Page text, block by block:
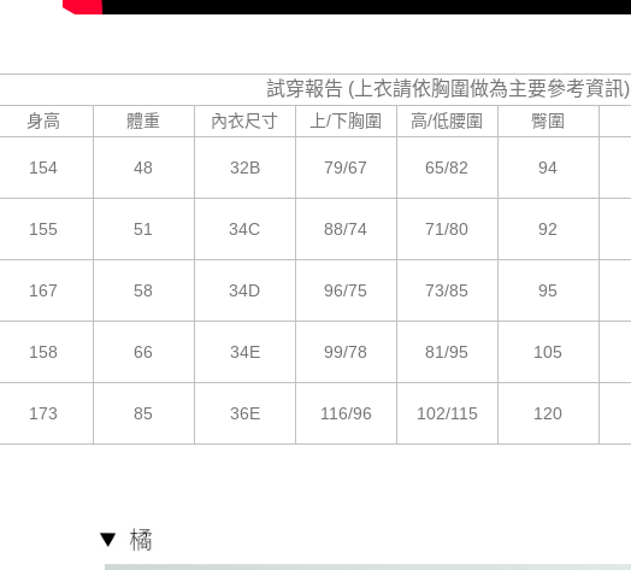
試穿報告 (上衣請依胸圍做為主要參考資訊)
身高 體重 內衣尺寸 上/下胸圍 高/低腰圍 臀圍
154 48 32B 79/67 65/82 94
155 51 34C 88/74 71/80 92
167 58 34D 96/75 73/85 95
158 66 34E 99/78 81/95 105
173 85 36E 116/96 102/115 120